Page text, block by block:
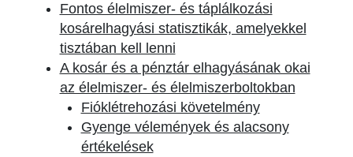
Fontos élelmiszer- és táplálkozási
kosárelhagyási statisztikák, amelyekkel
tisztában kell lenni
A kosár és a pénztár elhagyásának okai
az élelmiszer- és élelmiszerboltokban
Fióklétrehozási követelmény
Gyenge vélemények és alacsony
értékelések